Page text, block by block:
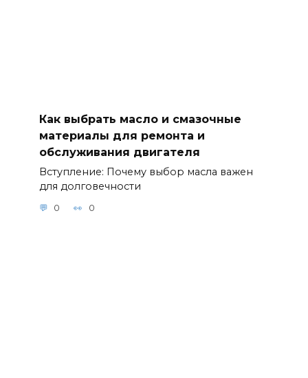
Как выбрать масло и смазочные
материалы для ремонта и
обслуживания двигателя
Вступление: Почему выбор масла важен
для долговечности
0 0